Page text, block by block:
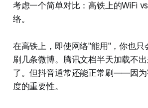
考虑一个简单对比：高铁上的WiFi
络。
在高铁上，即使网络"能用"，你也只
刷几条微博。腾讯文档半天加载不
了。但抖音通常还能正常刷——因为
度的重要性。